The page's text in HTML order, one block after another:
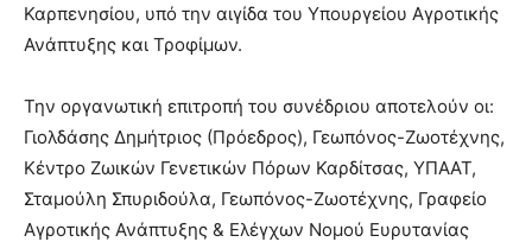
Καρπενησίου, υπό την αιγίδα του Υπουργείου Αγροτικής
Ανάπτυξης και Τροφίμων.
Την οργανωτική επιτροπή του συνέδριου αποτελούν οι:
Γιολδάσης Δημήτριος (Πρόεδρος), Γεωπόνος-Ζωοτέχνης,
Κέντρο Ζωικών Γενετικών Πόρων Καρδίτσας, ΥΠΑΑΤ,
Σταμούλη Σπυριδούλα, Γεωπόνος-Ζωοτέχνης, Γραφείο
Αγροτικής Ανάπτυξης & Ελέγχων Νομού Ευρυτανίας